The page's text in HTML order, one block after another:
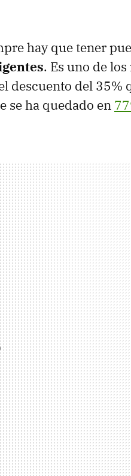
hay que tener
. Es uno de
descuento del 35%
se ha quedado en